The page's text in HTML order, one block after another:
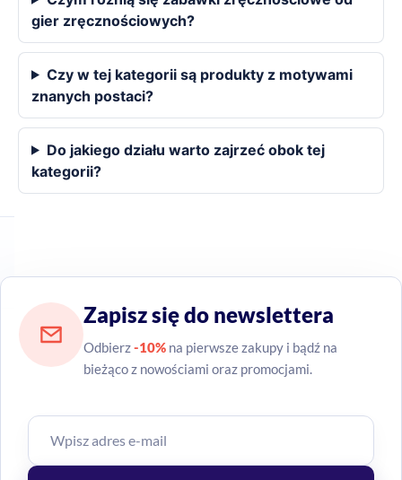
gier zręcznościowych?
Czy w tej kategorii są produkty z motywami
znanych postaci?
Do jakiego działu warto zajrzeć obok tej
kategorii?
Zapisz się do newslettera
Odbierz-10% na pierwsze zakupy i bądź na
bieżąco z nowościami oraz promocjami.